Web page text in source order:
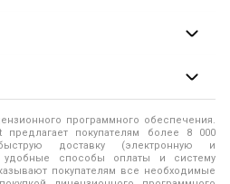
Cookie
лицам
обеспечения
программного обеспечения.
покупателям более 8 000
доставку (электронную и
удобные способы оплаты и систему
покупателям все необходимые